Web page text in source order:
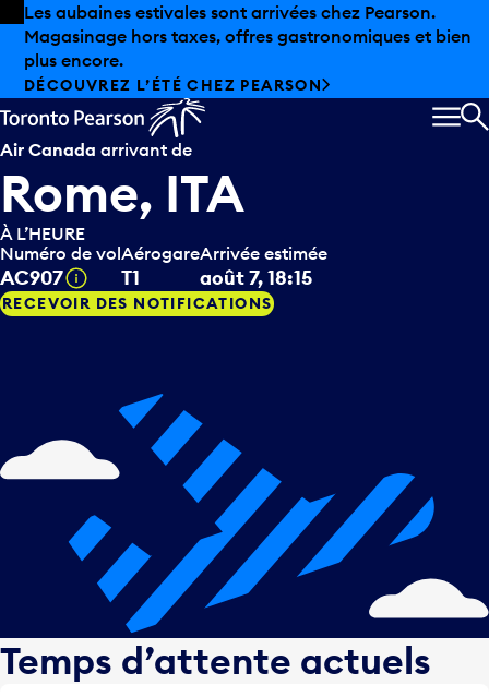
Skip to offers
Passer au contenu principal
Les aubaines estivales sont arrivées chez Pearson.
Magasinage hors taxes, offres gastronomiques et bien
plus encore.
DÉCOUVREZ L’ÉTÉ CHEZ PEARSON
Air Canada arrivant de
Rome, ITA
À L’HEURE
Numéro de vol
AC907 Infobulle
Aérogare
T1
Arrivée estimée
août 7, 18:15
RECEVOIR DES NOTIFICATIONS
Temps d’attente actuels